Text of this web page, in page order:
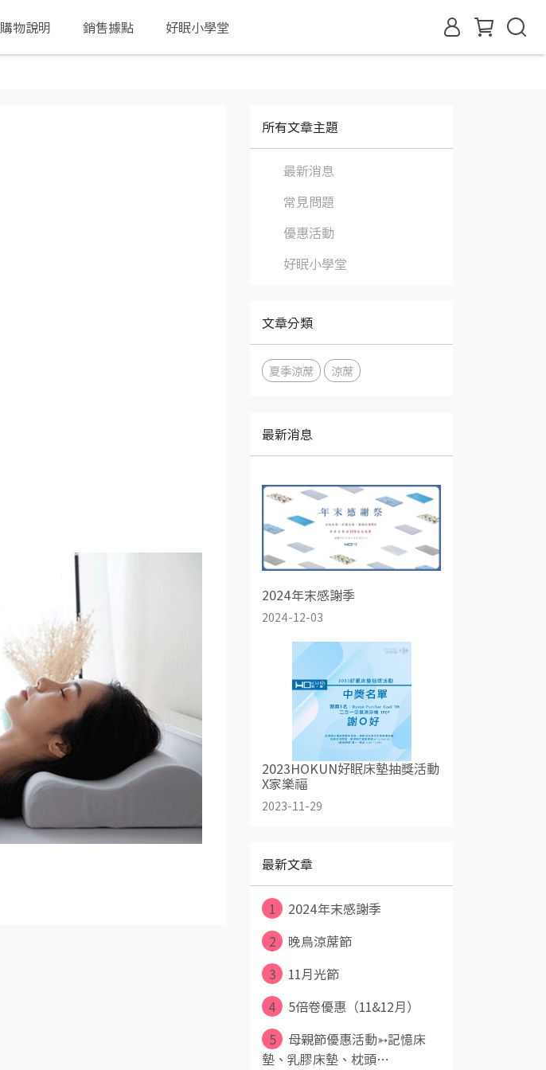
購物說明 銷售據點 好眠小學堂
所有文章主題
最新消息
常見問題
優惠活動
好眠小學堂
文章分類
夏季涼蓆 涼蓆
最新消息
2024年末感謝季
2024-12-03
2023HOKUN好眠床墊抽獎活動
X家樂福
2023-11-29
最新文章
1
2024年末感謝季
2
晚鳥涼蓆節
3
11月光節
4
5倍卷優惠（11&12月）
5
母親節優惠活動➳記憶床
墊、乳膠床墊、枕頭⋯